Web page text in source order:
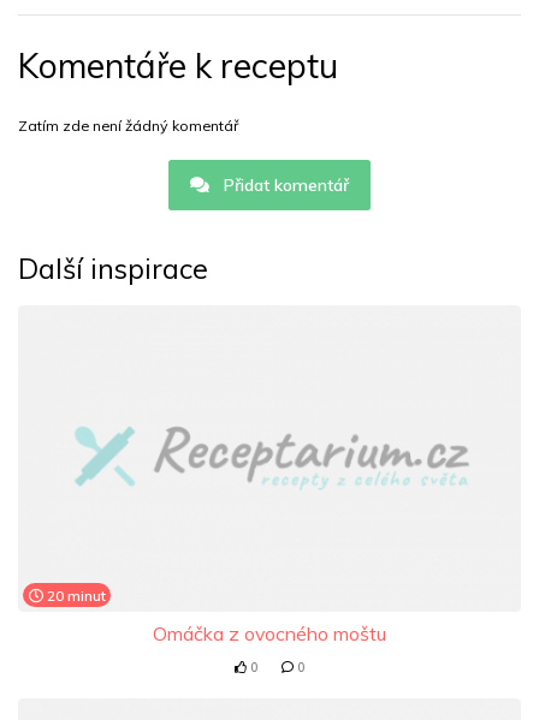
Komentáře k receptu
Zatím zde není žádný komentář
Přidat komentář
Další inspirace
20 minut
Omáčka z ovocného moštu
0 0